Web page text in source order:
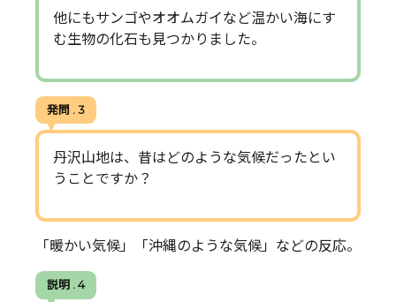
他にもサンゴやオオムガイなど温かい海にす
む生物の化石も見つかりました。
発問 . 3
丹沢山地は、昔はどのような気候だったとい
うことですか？
「暖かい気候」「沖縄のような気候」などの反応。
説明 . 4